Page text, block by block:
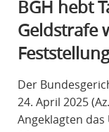
BGH hebt
Geldstrafe
Der
24. April 2025
Angeklagten